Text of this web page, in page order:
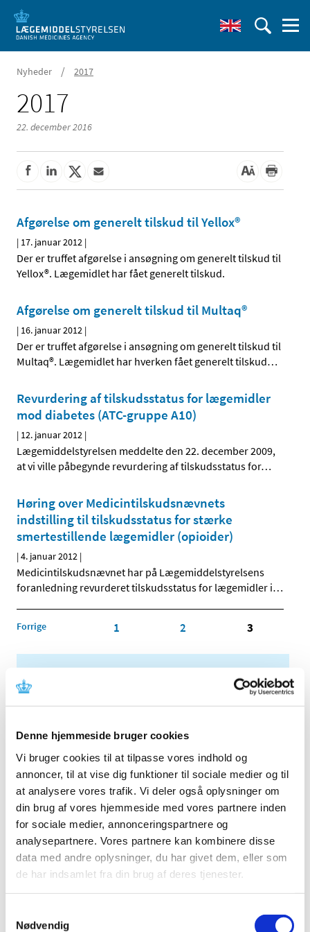
Denne hjemmeside bruger cookies
Vi bruger cookies til at tilpasse vores indhold og
annoncer, til at vise dig funktioner til sociale medier og til
at analysere vores trafik. Vi deler også oplysninger om
din brug af vores hjemmeside med vores partnere inden
for sociale medier, annonceringspartnere og
analysepartnere. Vores partnere kan kombinere disse
data med andre oplysninger, du har givet dem, eller som
de har indsamlet fra din brug af deres tjenester.
Nødvendig
Nyheder / 2017
2017
22. december 2016
Afgørelse om generelt tilskud til Yellox®
| 17. januar 2012 |
Der er truffet afgørelse i ansøgning om generelt tilskud til
Yellox®. Lægemidlet har fået generelt tilskud.
Afgørelse om generelt tilskud til Multaq®
| 16. januar 2012 |
Der er truffet afgørelse i ansøgning om generelt tilskud til
Multaq®. Lægemidlet har hverken fået generelt tilskud…
Revurdering af tilskudsstatus for lægemidler
mod diabetes (ATC-gruppe A10)
| 12. januar 2012 |
Lægemiddelstyrelsen meddelte den 22. december 2009,
at vi ville påbegynde revurdering af tilskudsstatus for…
Høring over Medicintilskudsnævnets
indstilling til tilskudsstatus for stærke
smertestillende lægemidler (opioider)
|4. januar 2012 |
Medicintilskudsnævnet har på Lægemiddelstyrelsens
foranledning revurderet tilskudsstatus for lægemidler i…
Forrige 1 2 3
2025 (158)
2024 (224)
2023 (195)
2022 (197)
2021 (516)
2020 (263)
2019 (159)
2018 (150)
2017 (167)